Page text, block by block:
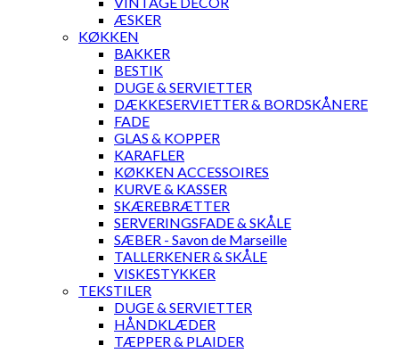
ÆSKER
KØKKEN
BAKKER
BESTIK
DUGE & SERVIETTER
DÆKKESERVIETTER & BORDSKÅNERE
FADE
GLAS & KOPPER
KARAFLER
KØKKEN ACCESSOIRES
KURVE & KASSER
SKÆREBRÆTTER
SERVERINGSFADE & SKÅLE
SÆBER - Savon de Marseille
TALLERKENER & SKÅLE
VISKESTYKKER
TEKSTILER
DUGE & SERVIETTER
HÅNDKLÆDER
TÆPPER & PLAIDER